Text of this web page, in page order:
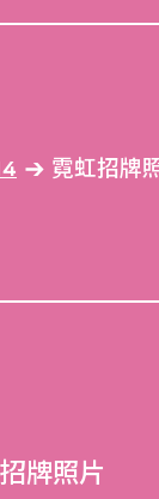
霓虹招牌
牌照片